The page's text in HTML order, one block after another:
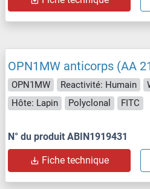
OPN1MW anticorps (AA
OPN1MW Reactivité: Humain
Hôte: Lapin
Polyclonal FITC
N° du produit ABIN1919431
Fiche technique